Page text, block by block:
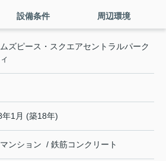
設備条件 周辺環境
ズピース・スクエアセントラルパーク
年1月 (築18年)
ンション / 鉄筋コンクリート